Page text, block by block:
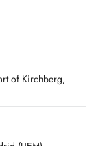
of Kirchberg,
patient
empathy, and